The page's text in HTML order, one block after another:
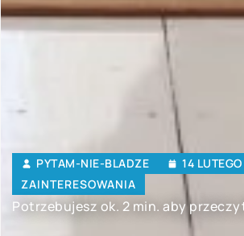
PYTAM-NIE-BLADZE
14
ZAINTERESOWANIA
Potrzebujesz ok. 2 min. aby